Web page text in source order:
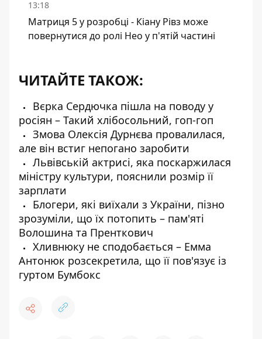
13:18
Матриця 5 у розробці - Кіану Рівз може
повернутися до ролі Нео у п'ятій частині
ЧИТАЙТЕ ТАКОЖ:
Вєрка Сердючка пішла на поводу у
росіян – Такий хлібосольний, гоп-гоп
Змова Олексія Дурнєва провалилася,
але він встиг непогано заробити
Львівській актрисі, яка поскаржилася
міністру культури, пояснили розмір її
зарплати
Блогери, які виїхали з України, пізно
зрозуміли, що їх потопить – пам'яті
Волошина та Пренткович
Хливнюку не сподобається – Емма
Антонюк розсекретила, що її пов'язує із
гуртом Бумбокс